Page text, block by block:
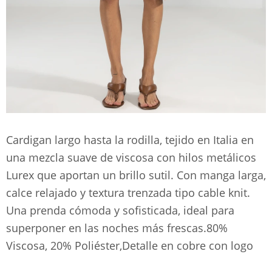
Cardigan largo hasta la rodilla, tejido en Italia en
una mezcla suave de viscosa con hilos metálicos
Lurex que aportan un brillo sutil. Con manga larga,
calce relajado y textura trenzada tipo cable knit.
Una prenda cómoda y sofisticada, ideal para
superponer en las noches más frescas.80%
Viscosa, 20% Poliéster,Detalle en cobre con logo